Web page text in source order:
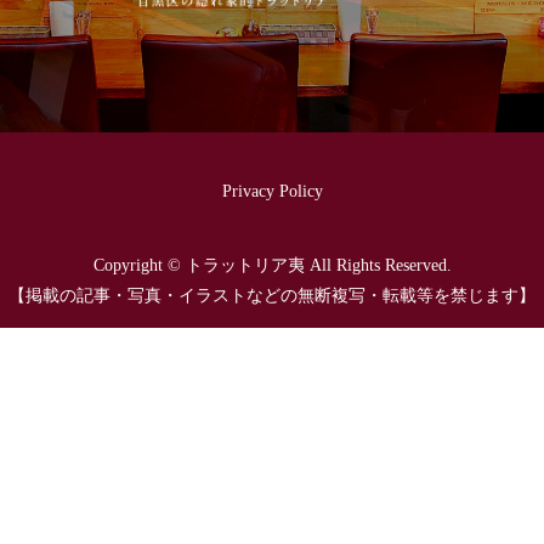
Privacy Policy
Copyright © トラットリア夷 All Rights Reserved.
【掲載の記事・写真・イラストなどの無断複写・転載等を禁じます】